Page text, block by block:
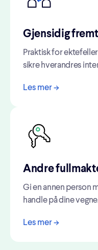
Gjensidig
Praktisk for
sikre hverandres
Les mer ->
Andre
Gi en annen person
handle på dine
Les mer ->